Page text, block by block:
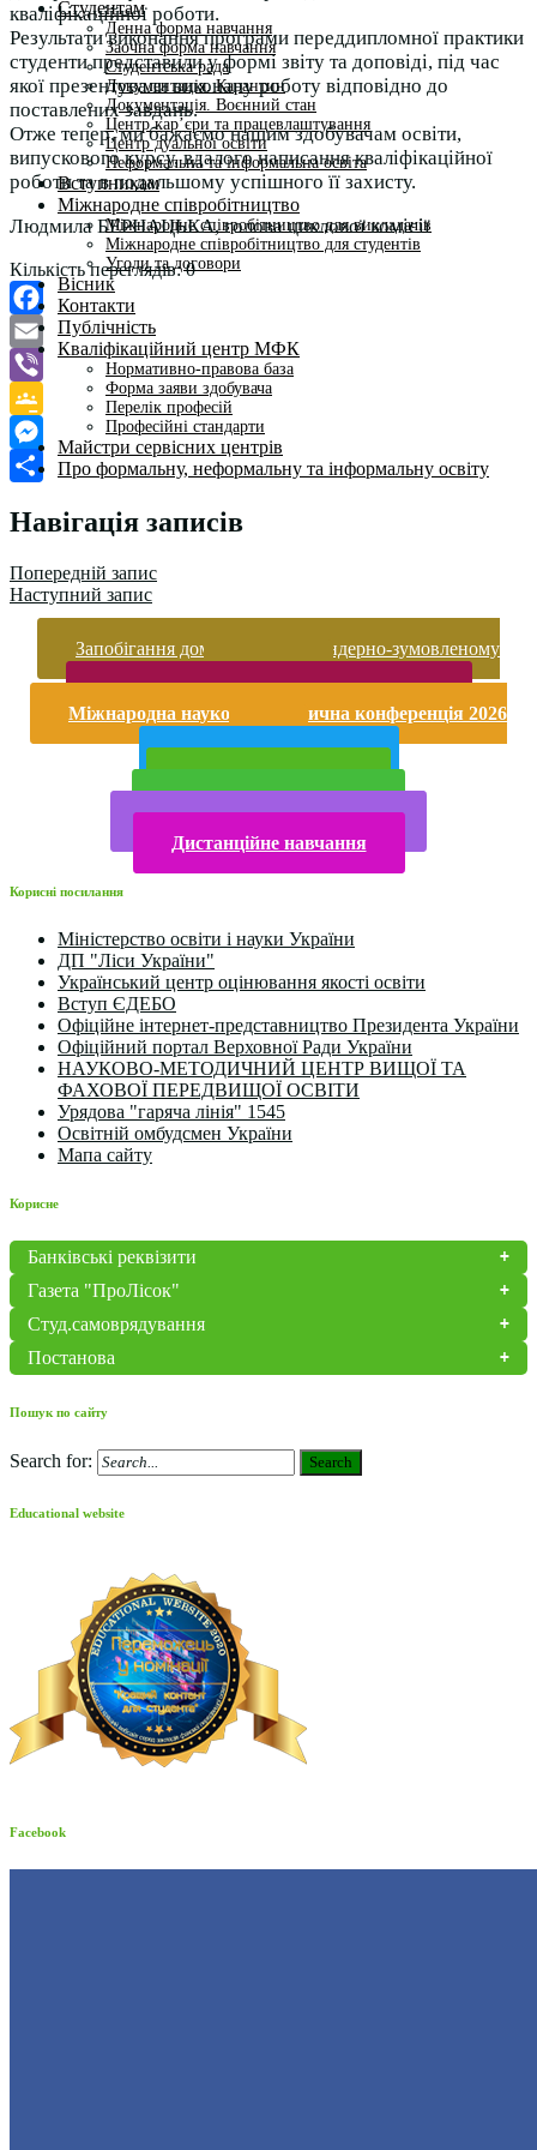
Студентам
Денна форма навчання
Заочна форма навчання
Студентська рада
Документація. Карантин
Документація. Воєнний стан
Центр кар’єри та працевлаштування
Центр дуальної освіти
Неформальна та інформальна освіта
Вступникам
Міжнародне співробітництво
Міжнародне співробітництво для викладачів
Міжнародне співробітництво для студентів
Угоди та договори
Вісник
Контакти
Публічність
Кваліфікаційний центр МФК
Нормативно-правова база
Форма заяви здобувача
Перелік професій
Професійні стандарти
Майстри сервісних центрів
Про формальну, неформальну та інформальну освіту
кваліфікаційної роботи.
Результати виконання програми переддипломної практики
студенти представили у формі звіту та доповіді, під час
якої презентували виконану роботу відповідно до
поставлених завдань.
Отже тепер, ми бажаємо нашим здобувачам освіти,
випускового курсу, вдалого написання кваліфікаційної
роботи та в подальшому успішного її захисту.
Людмила БЕРНАЦЬКА, голова циклової комісії
Кількість переглядів: 0
Facebook
Email
Viber
Google
Classroom
Messenger
Навігація записів
Попередній запис
Наступний запис
Запобігання домашньому та гендерно-зумовленому
Міжнародна науково-практична конференція 2026
Дистанційне навчання
Корисні посилання
Міністерство освіти і науки України
ДП "Ліси України"
Український центр оцінювання якості освіти
Вступ ЄДЕБО
Офіційне інтернет-представництво Президента України
Офіційний портал Верховної Ради України
НАУКОВО-МЕТОДИЧНИЙ ЦЕНТР ВИЩОЇ ТА
ФАХОВОЇ ПЕРЕДВИЩОЇ ОСВІТИ
Урядова "гаряча лінія" 1545
Освітній омбудсмен України
Мапа сайту
Корисне
Банківські реквізити
Газета "ПроЛісок"
Студ.самоврядування
Постанова
Пошук по сайту
Search for: Search
Educational website
Facebook